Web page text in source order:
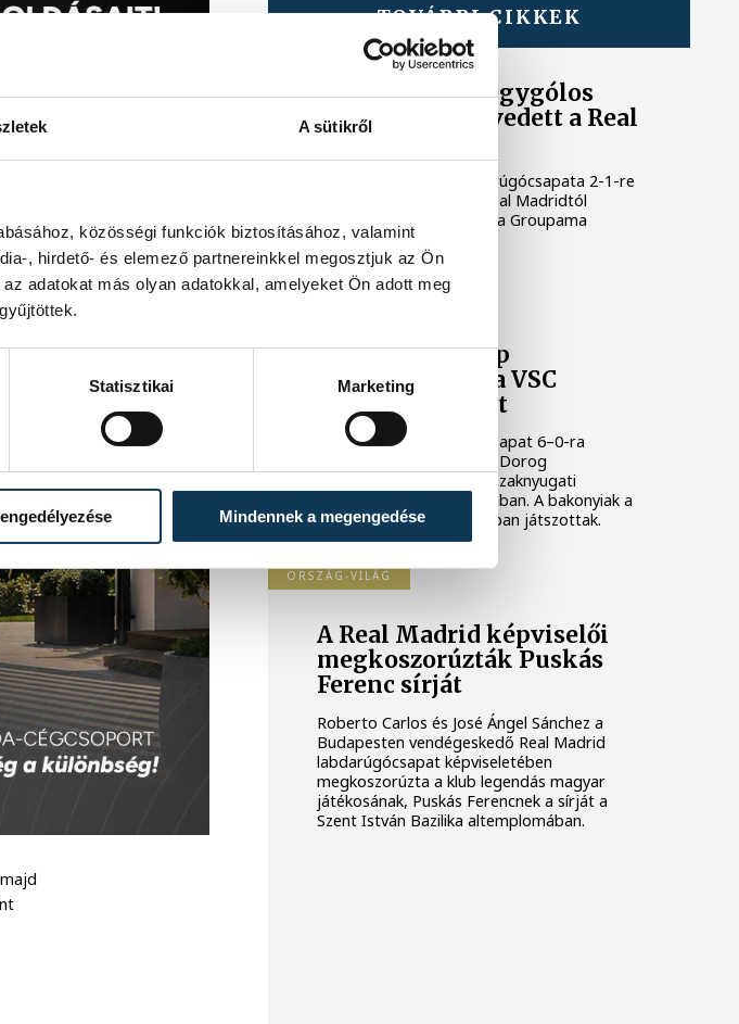
A sütikről
közösségi funkciók biztosításához, valamint
, hirdető- és elemező partnereinkkel megosztjuk az Ön
adatokat más olyan adatokkal, amelyeket Ön adott meg
Statisztikai Marketing
Mindennek a megengedése
TOVÁBBI CIKKEK
A Ferencváros egygólos
vereséget szenvedett a Real
A Ferencvárosi TC labdarúgócsapata 2-1-re
kikapott szombaton a Real Madridtól
barátságos mérkőzésen a Groupama
Arénában.
VSC VESZPRÉM
A korai piros lap
megpecsételte a VSC
Veszprém sorsát
A veszprémi labdarúgócsapat 6–0-ra
kikapott a bajnokesélyes Dorog
vendégeként az NB III északnyugati
csoportjának 3. fordulójában. A bakonyiak a
2. perctől emberhátrányban játszottak.
ORSZÁG-VILÁG
A Real Madrid képviselői
megkoszorúzták Puskás
Ferenc sírját
Roberto Carlos és José Ángel Sánchez a
Budapesten vendégeskedő Real Madrid
labdarúgócsapat képviseletében
megkoszorúzta a klub legendás magyar
játékosának, Puskás Ferencnek a sírját a
Szent István Bazilika altemplomában.